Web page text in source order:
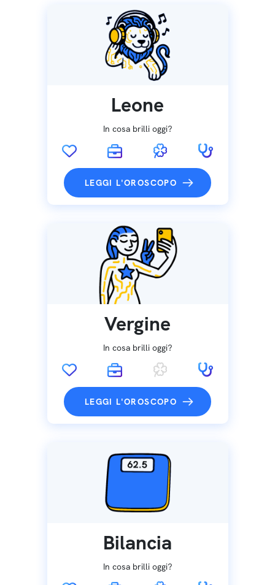
Leone
In cosa brilli oggi?
LEGGI L'OROSCOPO
Vergine
In cosa brilli oggi?
LEGGI L'OROSCOPO
Bilancia
In cosa brilli oggi?